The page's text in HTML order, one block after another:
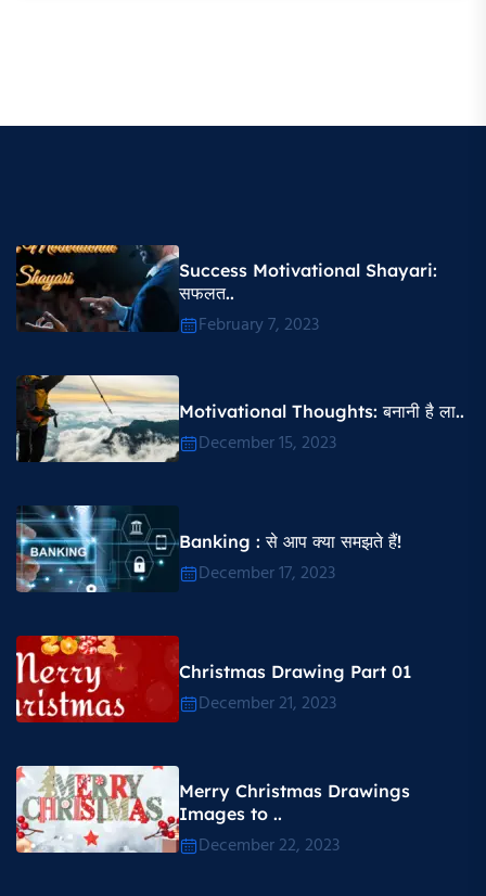
Success Motivational Shayari​:
सफलत..
February 7, 2023
Motivational Thoughts​: बनानी है ला..
December 15, 2023
Banking : से आप क्या समझते हैं!
December 17, 2023
Christmas Drawing Part 01
December 21, 2023
Merry Christmas Drawings
Images to ..
December 22, 2023